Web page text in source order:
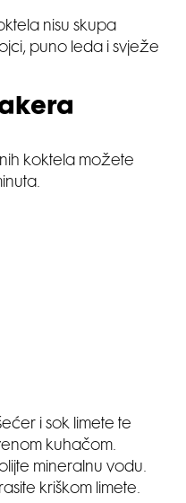
nisu skupa
puno leda i svježe
koktela možete
i sok limete te
kuhačom.
mineralnu vodu.
kriškom limete.